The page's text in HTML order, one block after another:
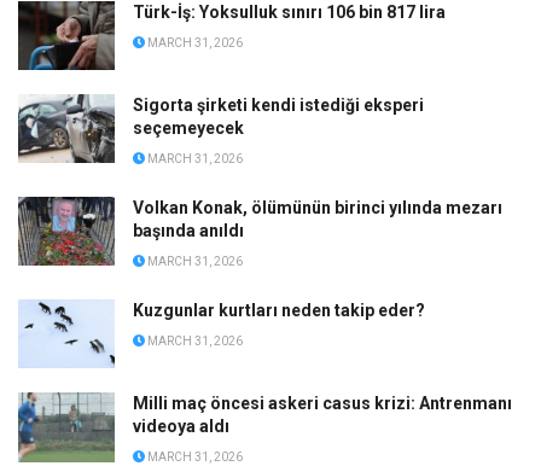
Türk-İş: Yoksulluk sınırı 106 bin 817 lira
MARCH 31, 2026
Sigorta şirketi kendi istediği eksperi
seçemeyecek
MARCH 31, 2026
Volkan Konak, ölümünün birinci yılında mezarı
başında anıldı
MARCH 31, 2026
Kuzgunlar kurtları neden takip eder?
MARCH 31, 2026
Milli maç öncesi askeri casus krizi: Antrenmanı
videoya aldı
MARCH 31, 2026